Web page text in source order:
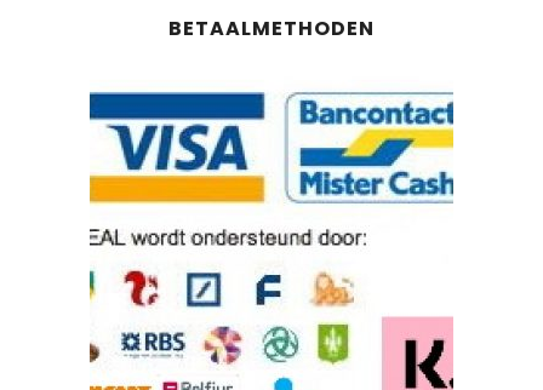
BETAALMETHODEN